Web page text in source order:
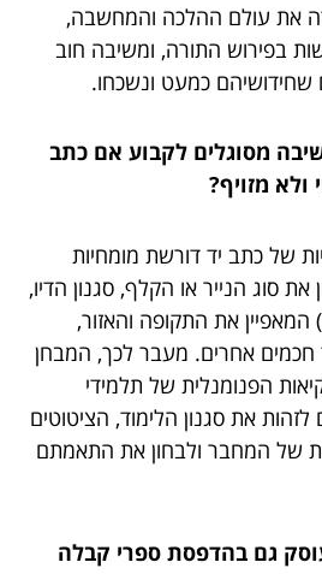
את עולם ההלכה והמחשבה,
בפירוש התורה, ומשיבה חוב
שחידושיהם כמעט ונשכחו.
מסוגלים לקבוע אם כתב
ולא מזויף?
של כתב יד דורשת מומחיות
סוג הנייר או הקלף, סגנון הדיו,
המאפיין את התקופה והאזור,
חכמים אחרים. מעבר לכך, המבחן
הפנומנלית של תלמידי
את סגנון הלימוד, הציטוטים
של המחבר ולבחון את התאמתם
גם בהדפסת ספרי קבלה